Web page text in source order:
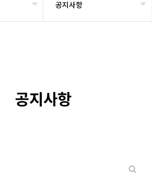
공지사항
공지사항